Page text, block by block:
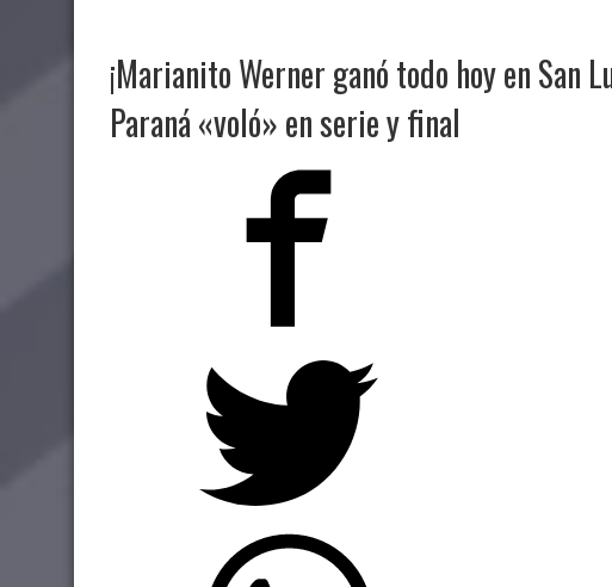
¡Marianito Werner ganó todo hoy en San
Paraná «voló» en serie y final